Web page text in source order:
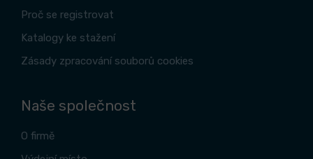
Proč se registrovat
Katalogy ke stažení
Zásady zpracování souborů cookies
Naše společnost
O firmě